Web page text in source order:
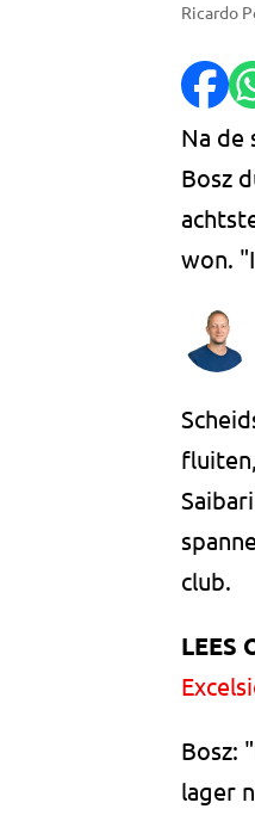
Ricardo
Na de
Bosz
won.
club.
LEES
Bosz:
lager